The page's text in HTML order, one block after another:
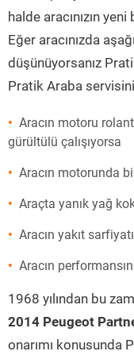
halde aracınızın
Eğer aracınızda
düşünüyorsanız
Pratik Araba
Aracın motoru
gürültülü çalışıyorsa
Aracın motorunda
Araçta yanık yağ
Aracın yakıt
Aracın
1968 yılından bu
2014 Peugeot
onarımı konusunda